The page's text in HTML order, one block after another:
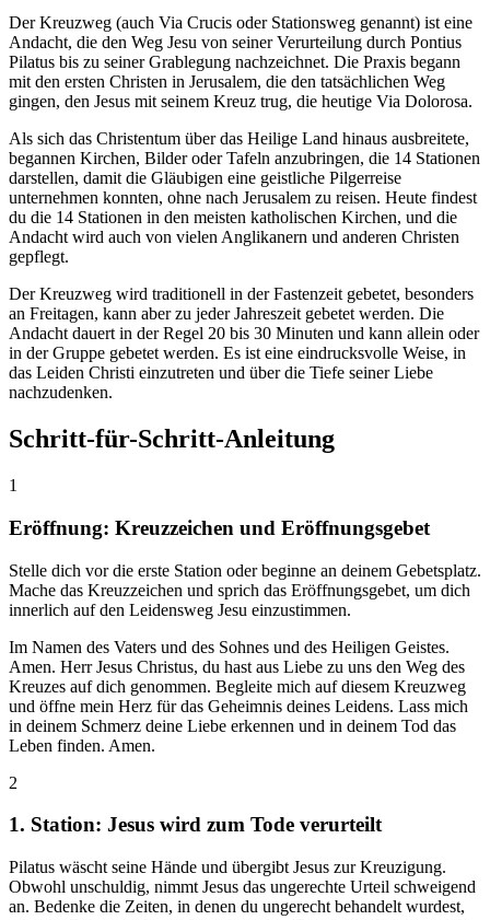
Der Kreuzweg (auch Via Crucis oder Stationsweg genannt) ist eine
Andacht, die den Weg Jesu von seiner Verurteilung durch Pontius
Pilatus bis zu seiner Grablegung nachzeichnet. Die Praxis begann
mit den ersten Christen in Jerusalem, die den tatsächlichen Weg
gingen, den Jesus mit seinem Kreuz trug, die heutige Via Dolorosa.
Als sich das Christentum über das Heilige Land hinaus ausbreitete,
begannen Kirchen, Bilder oder Tafeln anzubringen, die 14 Stationen
darstellen, damit die Gläubigen eine geistliche Pilgerreise
unternehmen konnten, ohne nach Jerusalem zu reisen. Heute findest
du die 14 Stationen in den meisten katholischen Kirchen, und die
Andacht wird auch von vielen Anglikanern und anderen Christen
gepflegt.
Der Kreuzweg wird traditionell in der Fastenzeit gebetet, besonders
an Freitagen, kann aber zu jeder Jahreszeit gebetet werden. Die
Andacht dauert in der Regel 20 bis 30 Minuten und kann allein oder
in der Gruppe gebetet werden. Es ist eine eindrucksvolle Weise, in
das Leiden Christi einzutreten und über die Tiefe seiner Liebe
nachzudenken.
Schritt-für-Schritt-Anleitung
1
Eröffnung: Kreuzzeichen und Eröffnungsgebet
Stelle dich vor die erste Station oder beginne an deinem Gebetsplatz.
Mache das Kreuzzeichen und sprich das Eröffnungsgebet, um dich
innerlich auf den Leidensweg Jesu einzustimmen.
Im Namen des Vaters und des Sohnes und des Heiligen Geistes.
Amen. Herr Jesus Christus, du hast aus Liebe zu uns den Weg des
Kreuzes auf dich genommen. Begleite mich auf diesem Kreuzweg
und öffne mein Herz für das Geheimnis deines Leidens. Lass mich
in deinem Schmerz deine Liebe erkennen und in deinem Tod das
Leben finden. Amen.
2
1. Station: Jesus wird zum Tode verurteilt
Pilatus wäscht seine Hände und übergibt Jesus zur Kreuzigung.
Obwohl unschuldig, nimmt Jesus das ungerechte Urteil schweigend
an. Bedenke die Zeiten, in denen du ungerecht behandelt wurdest,